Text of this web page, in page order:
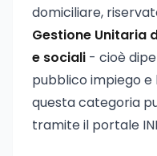
domiciliare,
Gestione Unitaria
e sociali - cioè
pubblico impiego e
questa categoria
tramite il portale